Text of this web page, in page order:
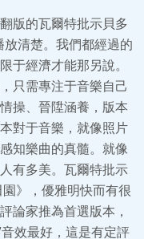
版的瓦爾特批示貝多
清楚。我們都經過的
于經濟才能那另說。
只需專注于音樂自己
操、晉陞涵養，版本
對于音樂，就像照片
知樂曲的真髓。就像
有多美。瓦爾特批示
》，優雅明快而有很
論家推為首選版本，
效最好，這是有定評